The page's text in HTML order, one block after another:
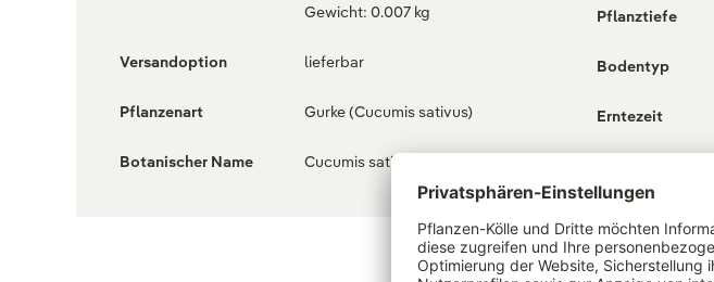
Gewicht: 0.007 kg
Versandoption lieferbar
Pflanzenart Gurke (Cucumis sativus)
Botanischer Name Cucumis sativus
Pflanztiefe
Bodentyp
Erntezeit